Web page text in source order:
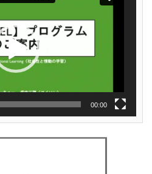
00:00